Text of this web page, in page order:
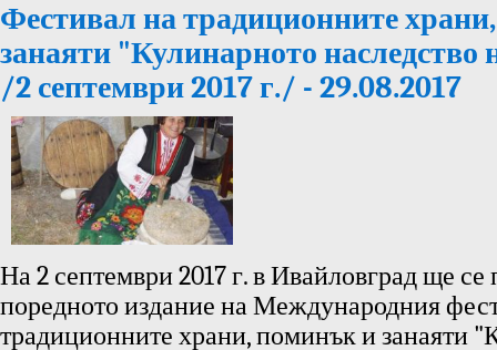
Фестивал на традиционните
занаяти "Кулинарното наследство
/2 септември 2017 г./ - 29.08.2017
На 2 септември 2017 г. в Ивайловград ще се
поредното издание на Международния
традиционните храни, поминък и занаяти